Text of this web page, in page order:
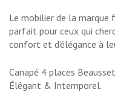
Le mobilier de la marque
parfait pour ceux qui
confort et d’élégance à
Canapé 4 places
Élégant & Intemporel.